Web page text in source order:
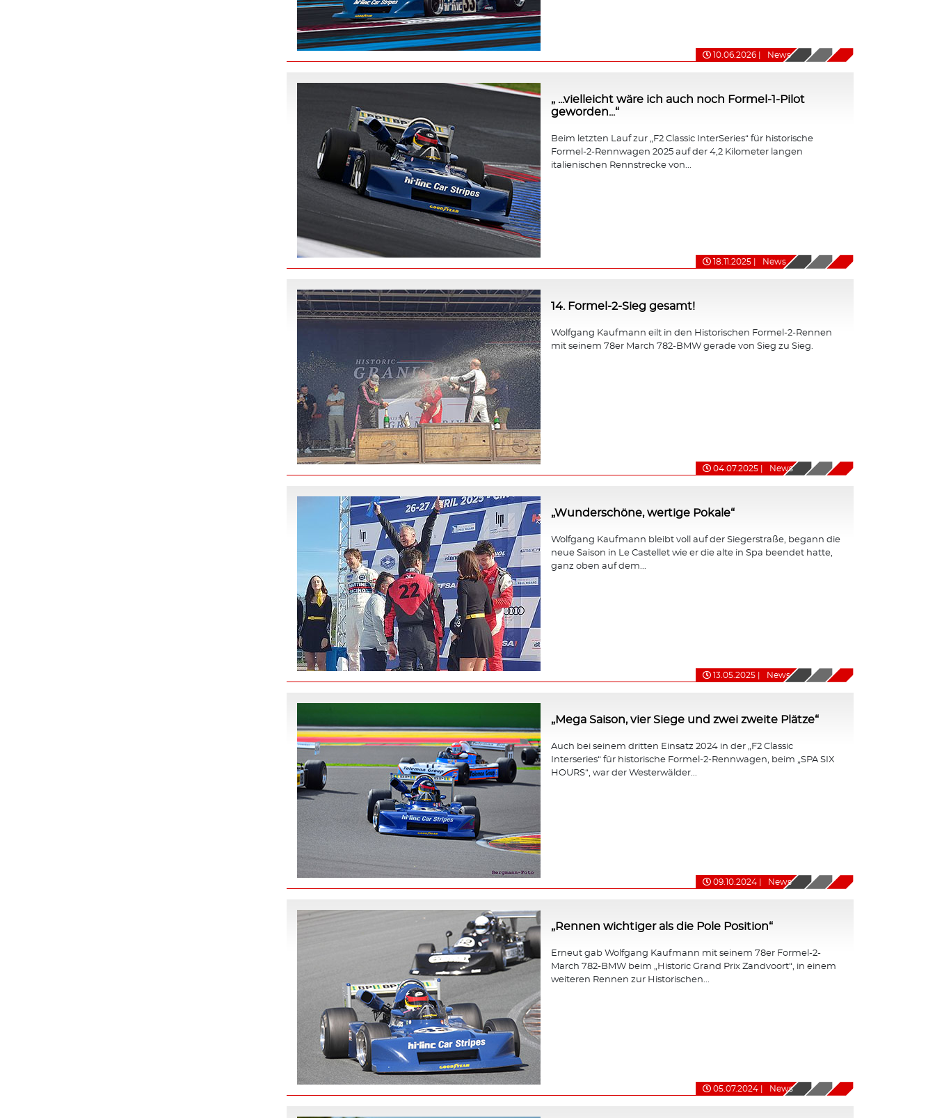
10.06.2026 News
„ ...vielleicht wäre ich auch noch Formel-1-Pilot
geworden...“
Beim letzten Lauf zur „F2 Classic InterSeries“ für historische
Formel-2-Rennwagen 2025 auf der 4,2 Kilometer langen
italienischen Rennstrecke von...
18.11.2025 News
14. Formel-2-Sieg gesamt!
Wolfgang Kaufmann eilt in den Historischen Formel-2-Rennen
mit seinem 78er March 782-BMW gerade von Sieg zu Sieg.
04.07.2025 News
„Wunderschöne, wertige Pokale“
Wolfgang Kaufmann bleibt voll auf der Siegerstraße, begann die
neue Saison in Le Castellet wie er die alte in Spa beendet hatte,
ganz oben auf dem...
13.05.2025 News
„Mega Saison, vier Siege und zwei zweite Plätze“
Auch bei seinem dritten Einsatz 2024 in der „F2 Classic
Interseries“ für historische Formel-2-Rennwagen, beim „SPA SIX
HOURS“, war der Westerwälder...
09.10.2024 News
„Rennen wichtiger als die Pole Position“
Erneut gab Wolfgang Kaufmann mit seinem 78er Formel-2-
March 782-BMW beim „Historic Grand Prix Zandvoort“, in einem
weiteren Rennen zur Historischen...
05.07.2024 News